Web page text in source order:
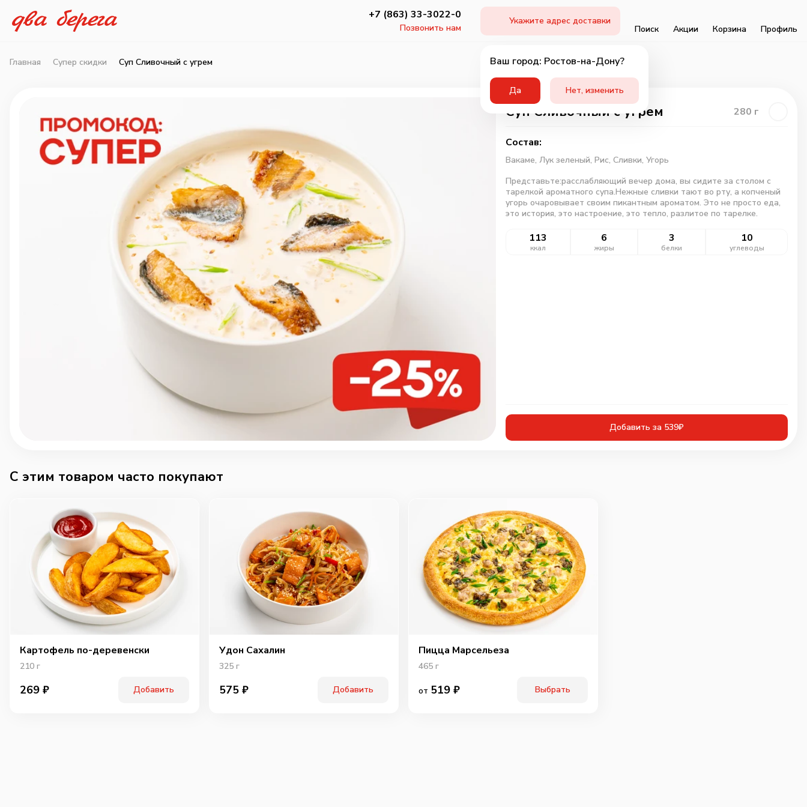
+7 (863) 33-3022-0
Позвонить нам
Укажите адрес доставки
Ваш город: Ростов-на-Дону?
Да Нет, изменить
Поиск Акции Корзина Профиль
Главная Супер скидки Суп Сливочный с угрем
Суп Сливочный с угрем 280 г
Состав:
Вакаме, Лук зеленый, Рис, Сливки, Угорь
Представьте:расслабляющий вечер дома, вы сидите за столом с
тарелкой ароматного супа.Нежные сливки тают во рту, а копченый
угорь очаровывает своим пикантным ароматом. Это не просто еда,
это история, это настроение, это тепло, разлитое по тарелке.
113
ккал
6
жиры
3
белки
10
углеводы
Добавить за 539₽
C этим товаром часто покупают
Картофель по-деревенски
210 г
269 ₽ Добавить
Удон Сахалин
325 г
575 ₽ Добавить
Пицца Марсельеза
465 г
от 519 ₽ Выбрать